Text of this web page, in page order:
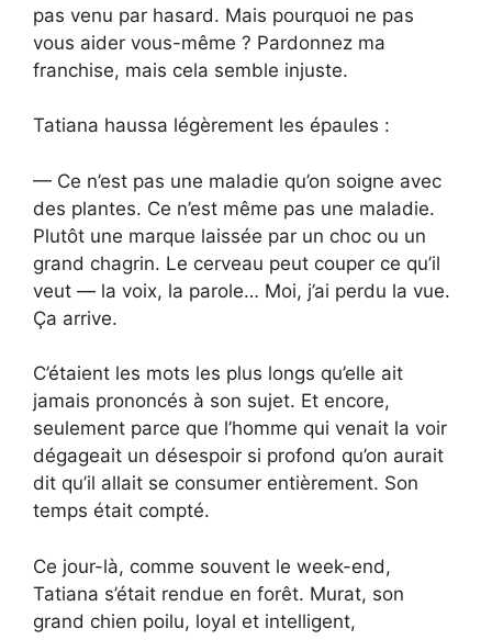
pas venu par hasard. Mais pourquoi ne pas
vous aider vous-même ? Pardonnez ma
franchise, mais cela semble injuste.
Tatiana haussa légèrement les épaules :
— Ce n’est pas une maladie qu’on soigne avec
des plantes. Ce n’est même pas une maladie.
Plutôt une marque laissée par un choc ou un
grand chagrin. Le cerveau peut couper ce qu’il
veut — la voix, la parole… Moi, j’ai perdu la vue.
Ça arrive.
C’étaient les mots les plus longs qu’elle ait
jamais prononcés à son sujet. Et encore,
seulement parce que l’homme qui venait la voir
dégageait un désespoir si profond qu’on aurait
dit qu’il allait se consumer entièrement. Son
temps était compté.
Ce jour-là, comme souvent le week-end,
Tatiana s’était rendue en forêt. Murat, son
grand chien poilu, loyal et intelligent,